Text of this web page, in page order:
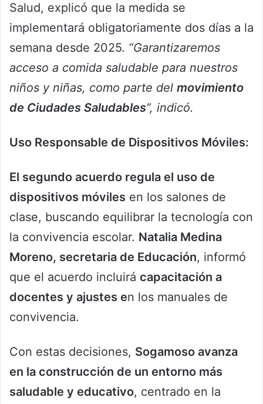
Salud, explicó que la medida se
implementará obligatoriamente dos días a la
semana desde 2025. “Garantizaremos
acceso a comida saludable para nuestros
niños y niñas, como parte del movimiento
de Ciudades Saludables”, indicó.
Uso Responsable de Dispositivos Móviles:
El segundo acuerdo regula el uso de
dispositivos móviles en los salones de
clase, buscando equilibrar la tecnología con
la convivencia escolar. Natalia Medina
Moreno, secretaria de Educación, informó
que el acuerdo incluirá capacitación a
docentes y ajustes en los manuales de
convivencia.
Con estas decisiones, Sogamoso avanza
en la construcción de un entorno más
saludable y educativo, centrado en la